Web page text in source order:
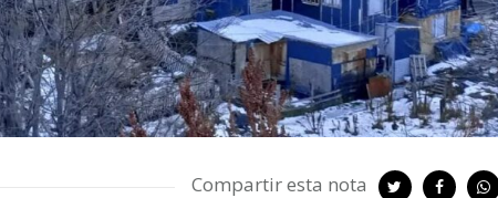
Compartir esta nota